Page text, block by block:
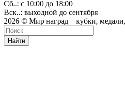
Сб..: с 10:00 до 18:00
Вск..: выходной до сентября
2026 © Мир наград – кубки,
Найти